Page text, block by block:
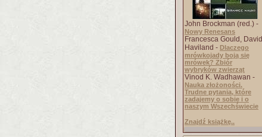
John Brockman (red.) -
Nowy Renesans
Francesca Gould, David
Haviland - Dlaczego
mrówkojady boją się
mrówek? Zbiór
wybryków zwierząt
Vinod K. Wadhawan -
Nauka złożoności.
Trudne pytania, które
zadajemy o sobie i o
naszym Wszechświecie
Znajdź książkę..